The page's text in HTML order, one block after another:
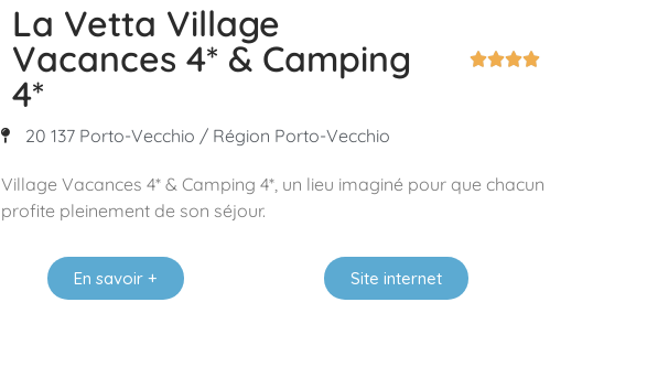
La Vetta Village
Vacances 4* & Camping
4*

20 137 Porto-Vecchio / Région Porto-Vecchio
Village Vacances 4* & Camping 4*, un lieu imaginé pour que chacun
profite pleinement de son séjour.
En savoir + Site internet